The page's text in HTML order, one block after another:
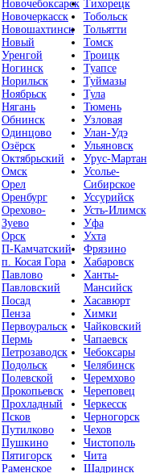
Новочебоксарск
Новочеркасск
Новошахтинск
Новый
Уренгой
Ногинск
Норильск
Ноябрьск
Нягань
Обнинск
Одинцово
Озёрск
Октябрьский
Омск
Орел
Оренбург
Орехово-
Зуево
Орск
П-Камчатский
п. Косая Гора
Павлово
Павловский
Посад
Пенза
Первоуральск
Пермь
Петрозаводск
Подольск
Полевской
Прокопьевск
Прохладный
Псков
Путилково
Пушкино
Пятигорск
Раменское
Тихорецк
Тобольск
Тольятти
Томск
Троицк
Туапсе
Туймазы
Тула
Тюмень
Узловая
Улан-Удэ
Ульяновск
Урус-Мартан
Усолье-
Сибирское
Уссурийск
Усть-Илимск
Уфа
Ухта
Фрязино
Хабаровск
Ханты-
Мансийск
Хасавюрт
Химки
Чайковский
Чапаевск
Чебоксары
Челябинск
Черемхово
Череповец
Черкесск
Черногорск
Чехов
Чистополь
Чита
Шадринск